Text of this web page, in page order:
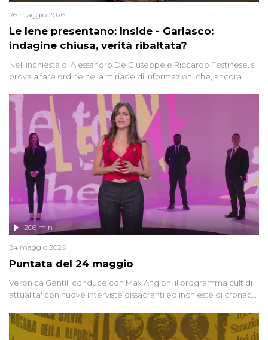
Le Iene presentano: Inside - Garlasco:
indagine chiusa, verità ribaltata?
26 maggio 2026
Nell'inchiesta di Alessandro De Giuseppe e Riccardo Festinese, si
prova a fare ordine nella miriade di informazioni che, ancora
giudiziarie più discusse degli ultimi anni. Lo speciale ricostruisce la
vicenda mettendo in fila testimonianze, errori, dettagli
controversi e i protagonisti di un'indagine che sembra non avere
fine.
Puntata del 24 maggio
206 min
24 maggio 2026
Veronica Gentili conduce con Max Angioni il programma cult di
attualita' con nuove interviste dissacranti ed inchieste di cronaca